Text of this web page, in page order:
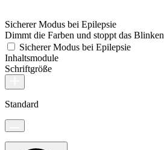
Sicherer Modus bei Epilepsie
Dimmt die Farben und stoppt das Blinken
Sicherer Modus bei Epilepsie
Inhaltsmodule
Schriftgröße
Standard